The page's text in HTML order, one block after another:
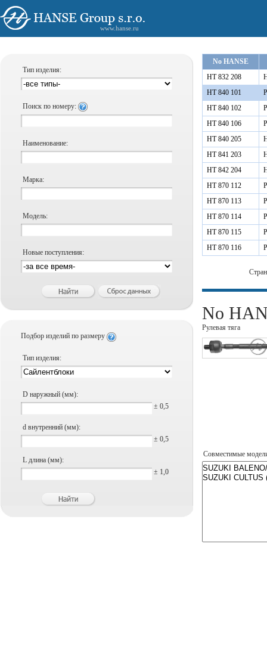
www.hanse.ru
Тип изделия:
Поиск по номеру:
Наименование:
Марка:
Модель:
Новые поступления:
Подбор изделий по размеру
Тип изделия:
D наружный (мм):
± 0,5
d внутренний (мм):
± 0,5
L длина (мм):
± 1,0
No HANSE
HT 832 208
HT 840 101
HT 840 102
HT 840 106
HT 840 205
HT 841 203
HT 842 204
HT 870 112
HT 870 113
HT 870 114
HT 870 115
HT 870 116
No
Рулевая тяга
Совместимые